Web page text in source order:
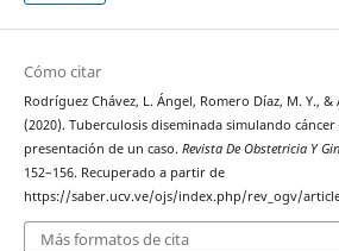
Cómo citar
Rodríguez Chávez, L. Ángel, Romero Díaz, M. Y., &
(2020). Tuberculosis diseminada simulando
presentación de un caso. Revista De Obstetricia Y
152–156. Recuperado a partir de
https://saber.ucv.ve/ojs/index.php/rev_ogv/
Más formatos de cita